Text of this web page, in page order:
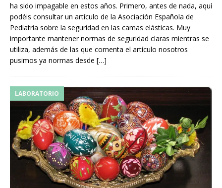
ha sido impagable en estos años. Primero, antes de nada, aquí
podéis consultar un artículo de la Asociación Española de
Pediatria sobre la seguridad en las camas elásticas. Muy
importante mantener normas de seguridad claras mientras se
utiliza, además de las que comenta el artículo nosotros
pusimos ya normas desde […]
LABORATORIO